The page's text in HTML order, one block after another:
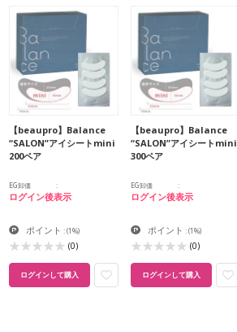
【beaupro】Balance
“SALON”アイシートmini
200ペア
EG卸価
ログイン後表示
ポイント :(1%)
(0)
ログインして購入
【beaupro】Balance
“SALON”アイシートmini
300ペア
EG卸価
ログイン後表示
ポイント :(1%)
(0)
ログインして購入